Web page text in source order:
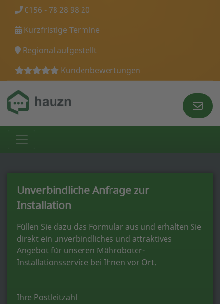
0156 - 78 28 98 20
Kurzfristige Termine
Regional aufgestellt
Kundenbewertungen
Unverbindliche Anfrage zur
Installation
Füllen Sie dazu das Formular aus und erhalten Sie
direkt ein unverbindliches und attraktives
Angebot für unseren Mähroboter-
Installationsservice bei Ihnen vor Ort.
Ihre Postleitzahl